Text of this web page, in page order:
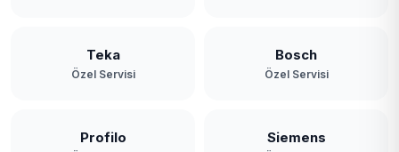
Zerzavatçı
Teka
Özel Servisi
Bosch
Özel Servisi
Profilo Siemens